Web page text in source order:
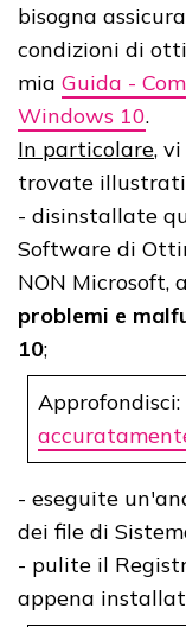
bisogna
condizioni di
mia Guida -
Windows 10.
In particolare,
trovate illustrati
- disinstallate
Software di
NON Microsoft,
problemi e
10;
Approfondisci:
- eseguite
dei file di
- pulite il
appena